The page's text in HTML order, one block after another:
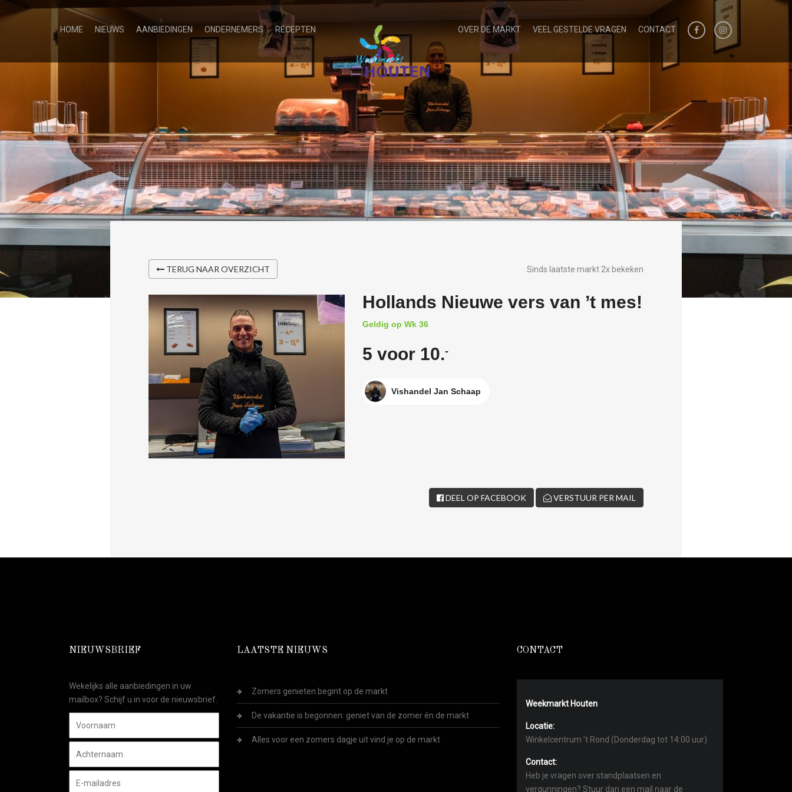
HOME NIEUWS AANBIEDINGEN ONDERNEMERS RECEPTEN OVER DE MARKT VEEL GESTELDE VRAGEN CONTACT
TERUG NAAR OVERZICHT Sinds laatste markt 2x bekeken
Hollands Nieuwe vers van ’t mes!
Geldig op Wk 36
5 voor 10.-
Vishandel Jan Schaap
DEEL OP FACEBOOK VERSTUUR PER MAIL
NIEUWSBRIEF
Wekelijks alle aanbiedingen in uw
mailbox? Schijf u in voor de nieuwsbrief.
LAATSTE NIEUWS
Zomers genieten begint op de markt
De vakantie is begonnen: geniet van de zomer én de markt
Alles voor een zomers dagje uit vind je op de markt
CONTACT
Weekmarkt Houten
Locatie:
Winkelcentrum ’t Rond (Donderdag tot 14:00 uur)
Contact:
Heb je vragen over standplaatsen en
vergunningen? Stuur dan een mail naar de